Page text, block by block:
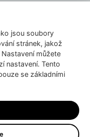
jsou soubory
stránek, jakož
můžete
nastavení. Tento
se základními